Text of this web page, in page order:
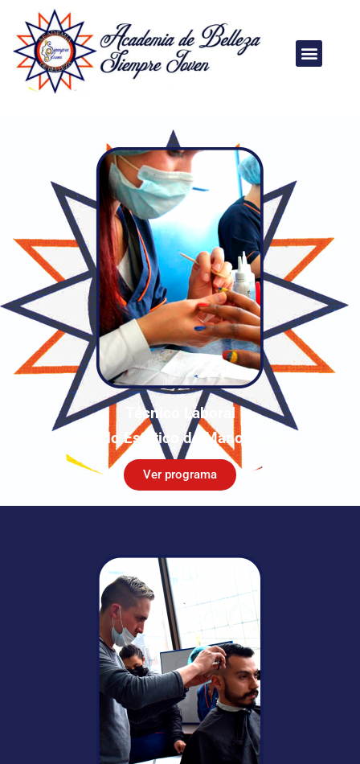
Técnico Laboral
Cuidado Estético de Manos y Pies
Ver programa